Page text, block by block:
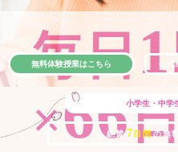
毎日
×66小学生・中学
＼ 絶賛 7 日間の無
無料体験授業はこちら 公式